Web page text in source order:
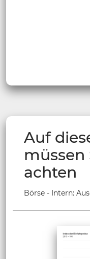
Auf
müssen
achten
Börse - Intern: